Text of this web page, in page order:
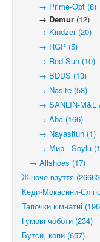
→ Prime-Opt (8)
→ Demur (12)
→ Kindzer (20)
→ RGP (5)
→ Red Sun (10)
→ BDDS (13)
→ Nasite (53)
→ SANLIN-M&L
→ Aba (166)
→ Nayasitun (1)
→ Мир - Soylu
→ Allshoes (17)
Жіноче взуття
Кеди-Мокасини-
Тапочки кімнатні
Гумові чоботи (234)
Бутси, копи (657)